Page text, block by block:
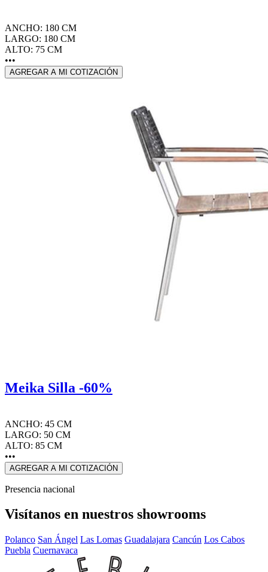
ANCHO: 180 CM
LARGO: 180 CM
ALTO: 75 CM
•••
AGREGAR A MI COTIZACIÓN
Meika Silla -60%
ANCHO: 45 CM
LARGO: 50 CM
ALTO: 85 CM
•••
AGREGAR A MI COTIZACIÓN
Presencia nacional
Visítanos en nuestros showrooms
Polanco San Ángel Las Lomas Guadalajara Cancún Los Cabos
Puebla Cuernavaca